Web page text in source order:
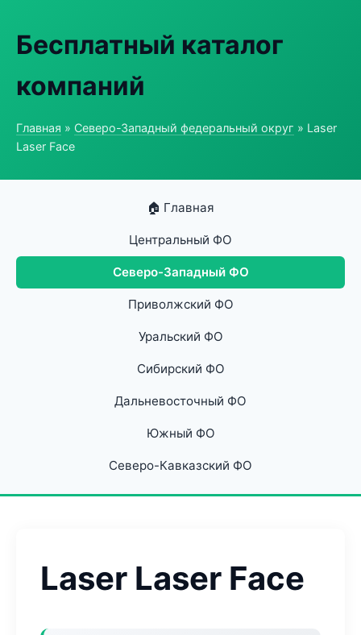
Бесплатный каталог
компаний
Главная » Северо-Западный федеральный округ » Laser
Laser Face
🏠 Главная
Центральный ФО
Северо-Западный ФО
Приволжский ФО
Уральский ФО
Сибирский ФО
Дальневосточный ФО
Южный ФО
Северо-Кавказский ФО
Laser Laser Face